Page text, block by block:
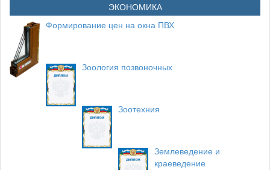
ЭКОНОМИКА
Формирование цен на окна ПВХ
Зоология позвоночных
Зоотехния
Землеведение и
краеведение